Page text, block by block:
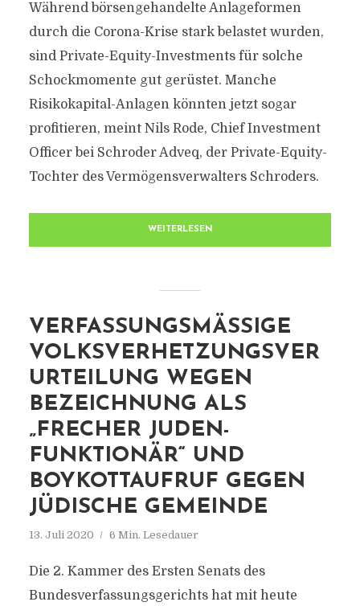
Während börsengehandelte Anlageformen
durch die Corona-Krise stark belastet wurden,
sind Private-Equity-Investments für solche
Schockmomente gut gerüstet. Manche
Risikokapital-Anlagen könnten jetzt sogar
profitieren, meint Nils Rode, Chief Investment
Officer bei Schroder Adveq, der Private-Equity-
Tochter des Vermögensverwalters Schroders.
WEITERLESEN
VERFASSUNGSMÄSSIGE V
OLKSVERHETZUNGSVERU
RTEILUNG WEGEN B
EZEICHNUNG ALS „
FRECHER JUDEN-F
UNKTIONÄR“ UND B
OYKOTTAUFRUF GEGEN J
ÜDISCHE GEMEINDE
13. Juli 2020 6 Min. Lesedauer
Die 2. Kammer des Ersten Senats des
Bundesverfassungsgerichts hat mit heute